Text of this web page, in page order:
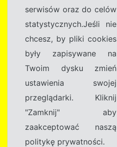
serwisów oraz do celów
statystycznych.Jeśli nie
chcesz, by pliki cookies
były zapisywane na
Twoim dysku zmień
ustawienia swojej
przeglądarki. Kliknij
"Zamknij" aby
zaakceptować naszą
politykę prywatności.